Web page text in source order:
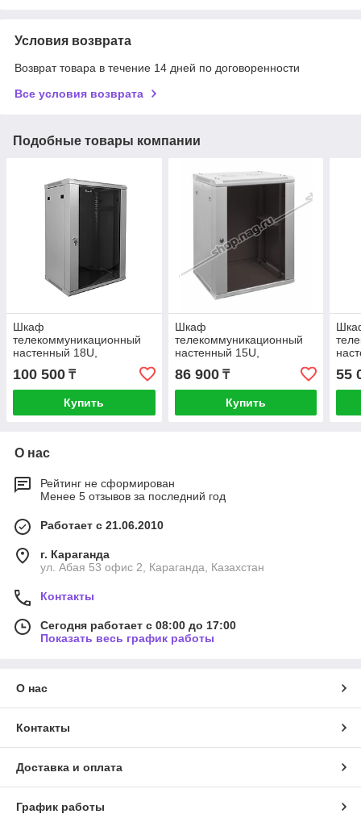
Условия возврата
Возврат товара в течение 14 дней по договоренности
Все условия возврата
Подобные товары компании
Шкаф
телекоммуникационный
настенный 18U,
600х450х901 (ШхГхВ)
100 500 ₸
Купить
Шкаф
телекоммуникационный
настенный 15U,
600х450х770мм
86 900₸
Купить
55
О нас
Рейтинг не сформирован
Менее 5 отзывов за последний год
Работает с 21.06.2010
г. Караганда
ул. Абая 53 офис 2, Караганда, Казахстан
Контакты
Сегодня работает с 08:00 до 17:00
Показать весь график работы
О нас
Контакты
Доставка и оплата
График работы